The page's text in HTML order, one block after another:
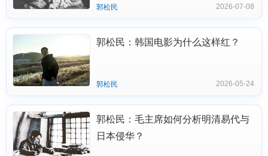
郭松民 2026-07-08
郭松民：韩国电影为什么这样红？
郭松民 2026-05-24
郭松民：毛主席如何分析明清易代与
日本侵华？